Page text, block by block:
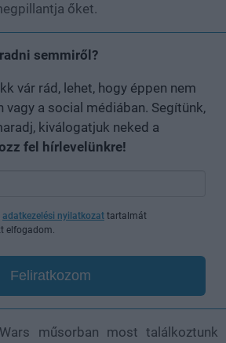
őket.
semmiről?
vár rád, lehet, hogy éppen nem
vagy a social médiában. Segítünk,
kiválogatjuk neked a
fel hírlevelünkre!
adatkezelési nyilatkozat tartalmát
elfogadom.
Feliratkozom
műsorban most találkoztunk